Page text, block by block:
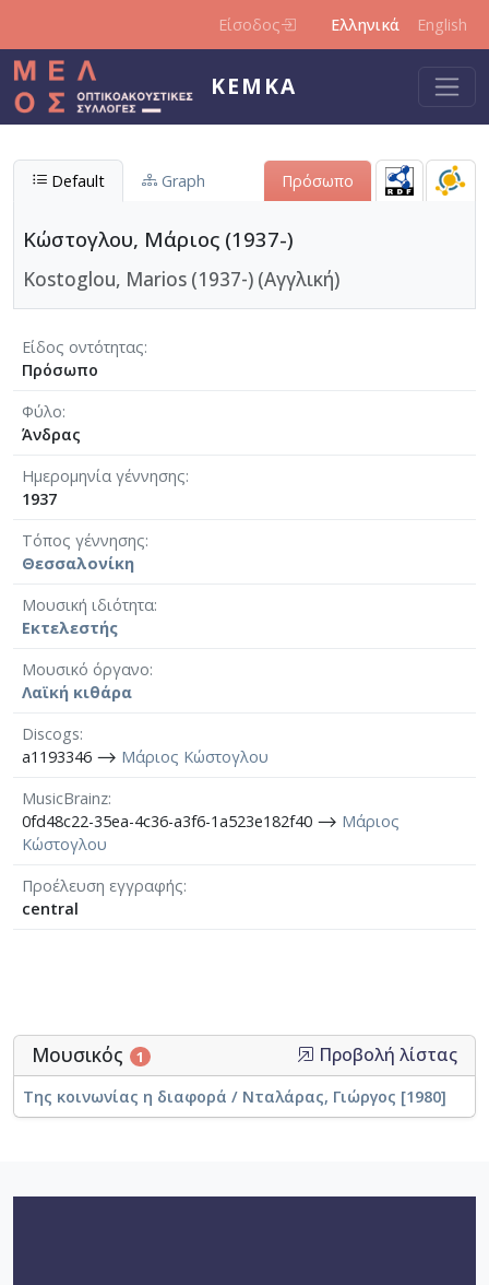
Είσοδος Ελληνικά English
ΚΕΜΚΑ
Default Graph Πρόσωπο
Κώστογλου, Μάριος (1937-)
Kostoglou, Marios (1937-) (Αγγλική)
Είδος οντότητας
Πρόσωπο
Φύλο
Άνδρας
Ημερομηνία γέννησης
1937
Τόπος γέννησης
Θεσσαλονίκη
Μουσική ιδιότητα
Εκτελεστής
Μουσικό όργανο
Λαϊκή κιθάρα
Discogs
a1193346 ⟶ Μάριος Κώστογλου
MusicBrainz
0fd48c22-35ea-4c36-a3f6-1a523e182f40 ⟶ Μάριος
Κώστογλου
Προέλευση εγγραφής
central
Μουσικός 1 Προβολή λίστας
Της κοινωνίας η διαφορά / Νταλάρας, Γιώργος [1980]